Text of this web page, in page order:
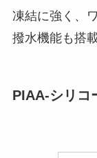
凍結に強く、
撥水機能も搭
PIAA-シリコ